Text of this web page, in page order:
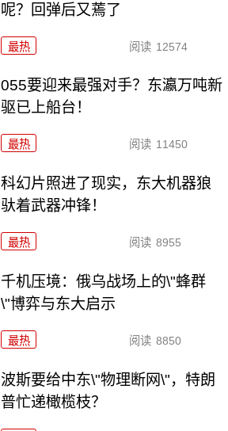
呢？回弹后又蔫了
最热 阅读 12574
055要迎来最强对手？东瀛万吨新
驱已上船台！
最热 阅读 11450
科幻片照进了现实，东大机器狼
驮着武器冲锋！
最热 阅读 8955
千机压境：俄乌战场上的\"蜂群
\"博弈与东大启示
最热 阅读 8850
波斯要给中东\"物理断网\"，特朗
普忙递橄榄枝？